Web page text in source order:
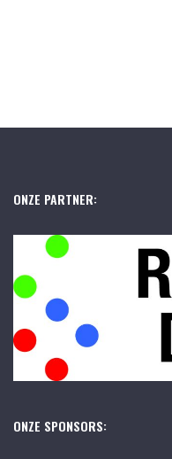
ONZE PARTNER:
ONZE SPONSORS: